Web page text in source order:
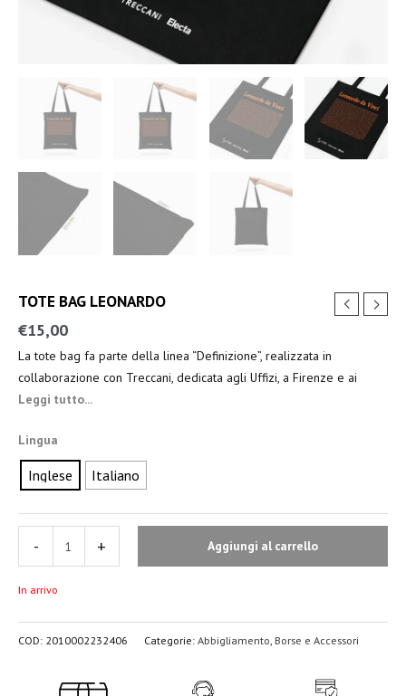
TOTE BAG LEONARDO
€15,00
La tote bag fa parte della linea “Definizione”, realizzata in
collaborazione con Treccani, dedicata agli Uffizi, a Firenze e ai
principali protagonisti del Rinascimento.
Leggi tutto...
Lingua
Inglese Italiano
In arrivo
- + Aggiungi al carrello
COD: 2010002232406 Categorie:Abbigliamento Borse e Accessori